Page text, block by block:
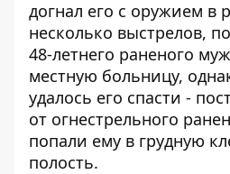
догнал его с оружием в
несколько выстрелов,
48-летнего раненого
местную больницу,
удалось его спасти -
от огнестрельного
попали ему в грудную
полость.